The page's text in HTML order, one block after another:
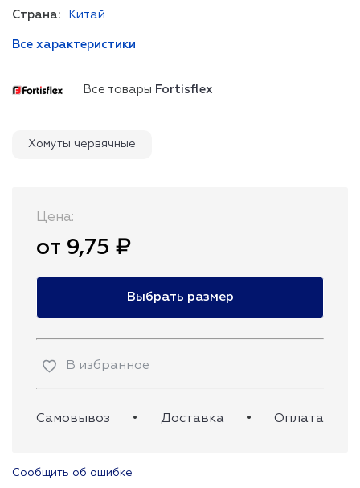
Страна:
Китай
Все характеристики
Все товары Fortisflex
Хомуты червячные
Цена:
от 9,75 ₽
Выбрать размер
В избранное
Самовывоз • Доставка • Оплата
Сообщить об ошибке